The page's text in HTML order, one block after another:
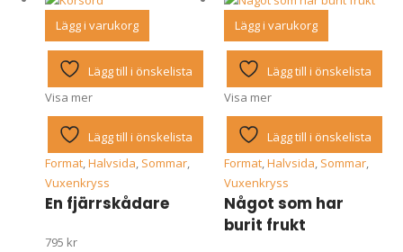
Lägg i varukorg
Lägg till i önskelista
Visa mer
Lägg till i önskelista
Format,Halvsida, Sommar,
Vuxenkryss
En fjärrskådare
795 kr
Lägg i varukorg
Lägg till i önskelista
Visa mer
Lägg till i önskelista
Format,Halvsida, Sommar,
Vuxenkryss
Något som har
burit frukt